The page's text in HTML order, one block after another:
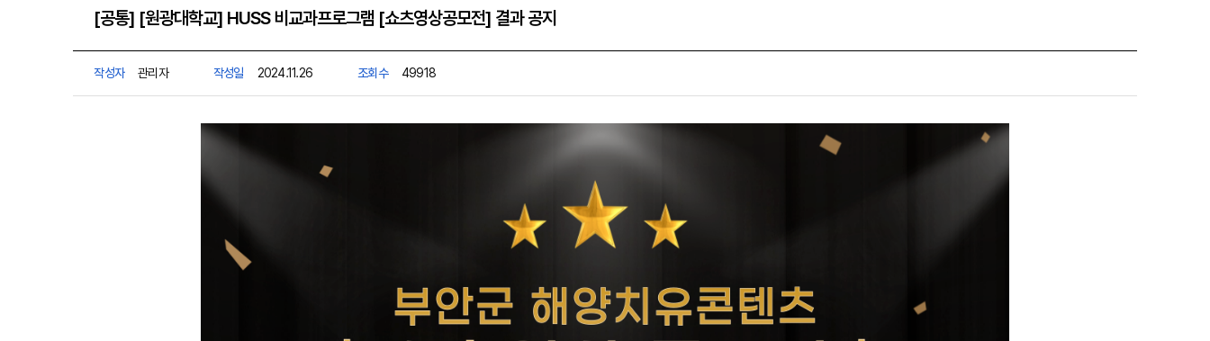
[공통] [원광대학교] HUSS 비교과프로그램 [쇼츠영상공모전] 결과 공지
작성자 관리자 작성일 2024.11.26 조회수 49918